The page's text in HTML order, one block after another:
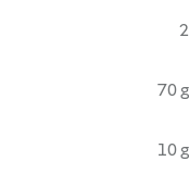
2
70 g
10 g